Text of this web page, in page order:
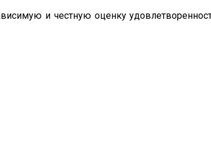
и честную оценку